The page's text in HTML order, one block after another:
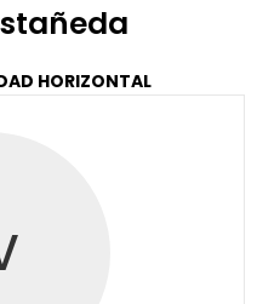
HORIZONTAL